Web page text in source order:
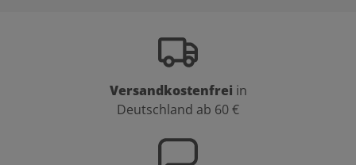
Versandkostenfrei in
Deutschland ab 60 €